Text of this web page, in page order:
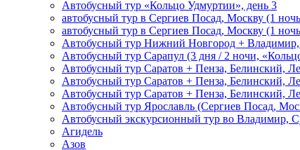
Автобусный тур «Кольцо Удмуртии», день 3
автобусный тур в Сергиев Посад, Москву (1
автобусный тур в Сергиев Посад, Москву (1
Автобусный тур Нижний Новгород + Владимир,
Автобусный тур Сарапул (3 дня / 2 ночи,
Автобусный тур Саратов + Пенза, Белинский,
Автобусный тур Саратов + Пенза, Белинский,
Автобусный тур Саратов + Пенза, Белинский,
Автобусный тур Ярославль (Сергиев Посад,
Автобусный экскурсионный тур во Владимир,
Агидель
Азов